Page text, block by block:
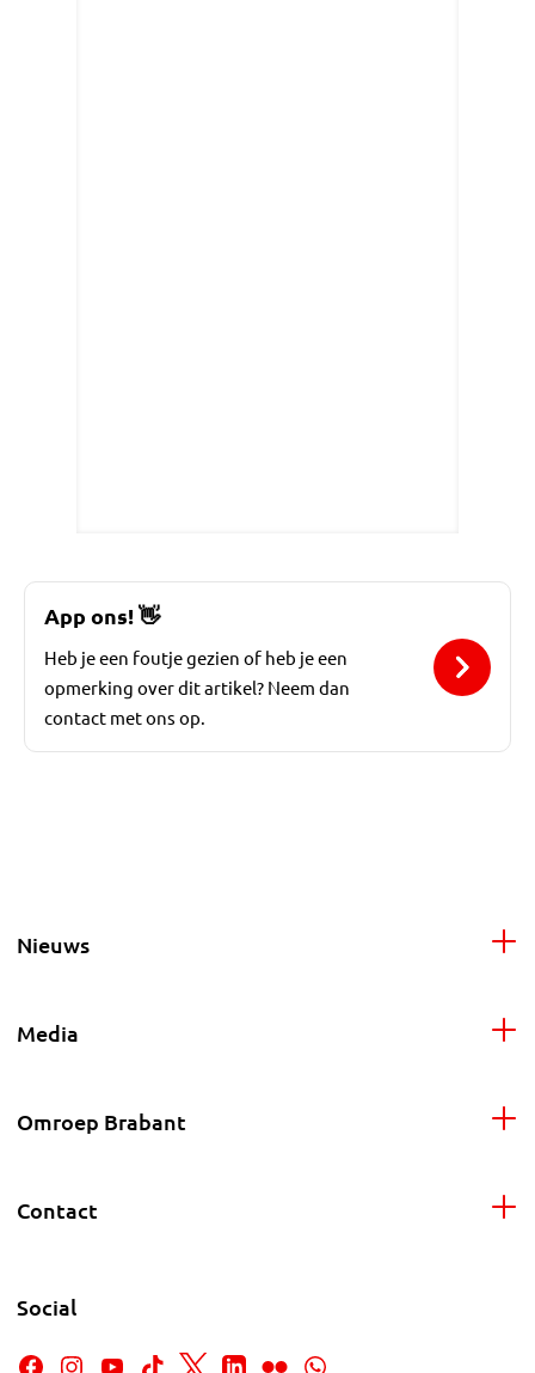
App ons!👋
Heb je een foutje gezien of heb je een
opmerking over dit artikel? Neem dan
contact met ons op.
Nieuws
Media
Omroep Brabant
Contact
Social